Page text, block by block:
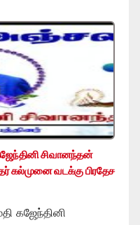
சிவானந்தன்
கல்முனை வடக்கு பிரதேச
கஜேந்தினி